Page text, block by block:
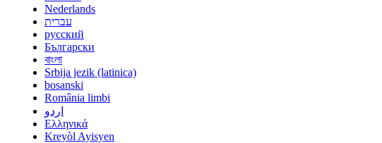
Nederlands
עברית
русский
Български
বাংলা
Srbija jezik (latinica)
bosanski
România limbi
اردو
Ελληνικά
Kreyòl Ayisyen